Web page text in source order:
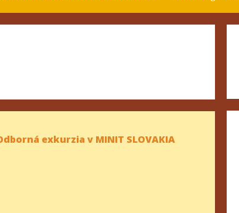
exkurzia v MINIT SLOVAKIA